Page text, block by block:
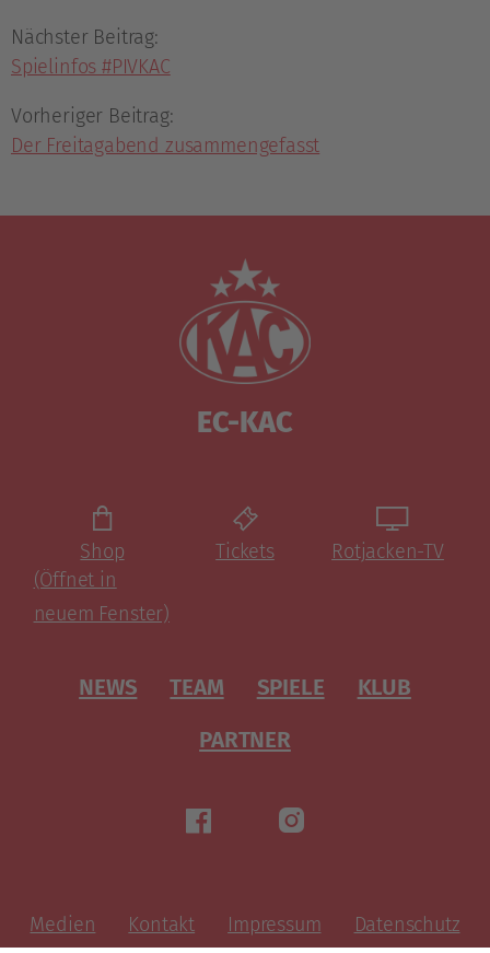
Nächster Beitrag:
Spielinfos #PIVKAC
Vorheriger Beitrag:
Der Freitagabend zusammengefasst
EC-KAC
Shop
(Öffnet in
neuem Fenster)
Tickets Rotjacken-TV
NEWS TEAM SPIELE
KLUB
PARTNER
Medien Kontakt Impressum Datenschutz